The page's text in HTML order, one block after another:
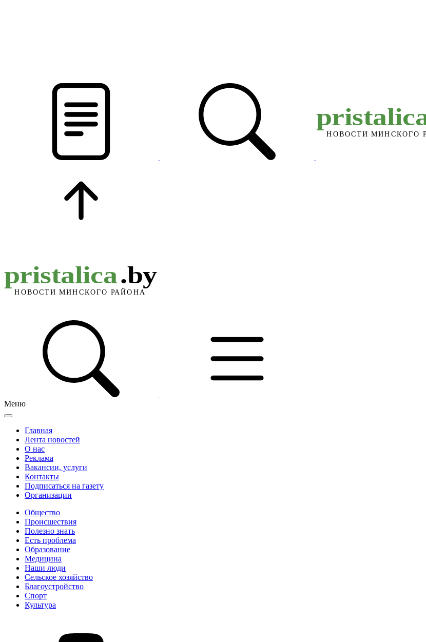
Меню
Главная
Лента новостей
О нас
Реклама
Вакансии, услуги
Контакты
Подписаться на газету
Организации
Общество
Происшествия
Полезно знать
Есть проблема
Образование
Медицина
Наши люди
Сельское хозяйство
Благоустройство
Спорт
Культура